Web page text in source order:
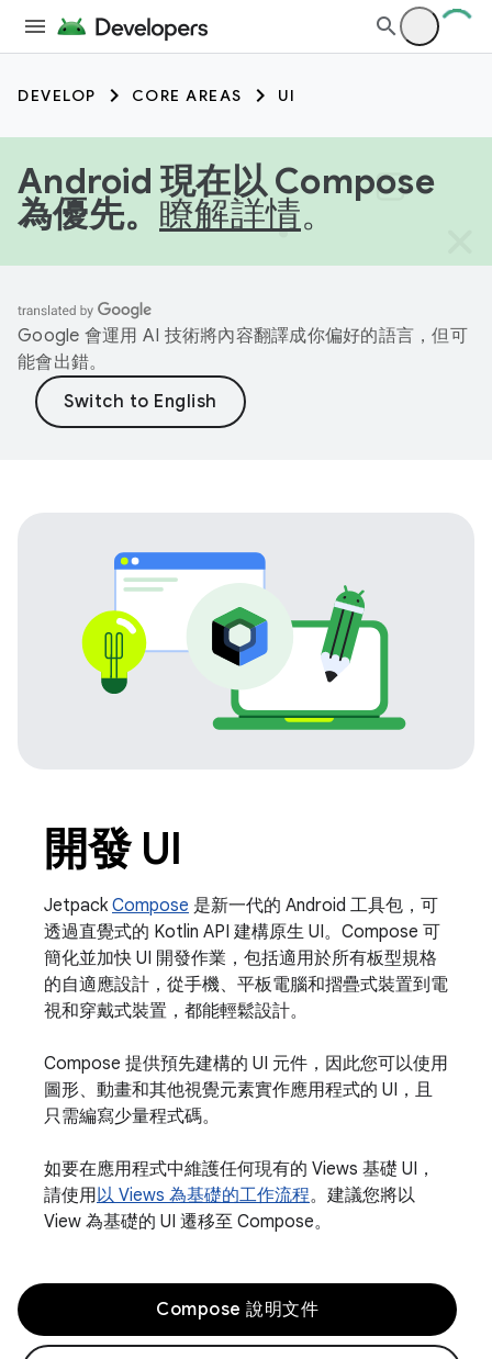
DEVELOP CORE AREAS UI
Android 現在以 Compose
為優先。 瞭解詳情。
Google 會運用 AI 技術將內容翻譯成你偏好的語言，但可
能會出錯。
開發 UI
Jetpack Compose 是新一代的 Android 工具包，可
透過直覺式的 Kotlin API 建構原生 UI。Compose 可
簡化並加快 UI 開發作業，包括適用於所有板型規格
的自適應設計，從手機、平板電腦和摺疊式裝置到電
視和穿戴式裝置，都能輕鬆設計。
Compose 提供預先建構的 UI 元件，因此您可以使用
圖形、動畫和其他視覺元素實作應用程式的 UI，且
只需編寫少量程式碼。
如要在應用程式中維護任何現有的 Views 基礎 UI，
請使用以 Views 為基礎的工作流程。建議您將以
View 為基礎的 UI 遷移至 Compose。
Compose 說明文件